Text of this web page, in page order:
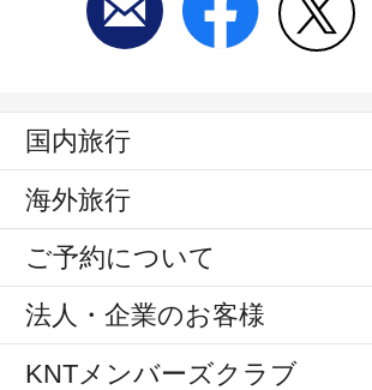
国内旅行
海外旅行
ご予約について
法人・企業のお客様
KNTメンバーズクラブ